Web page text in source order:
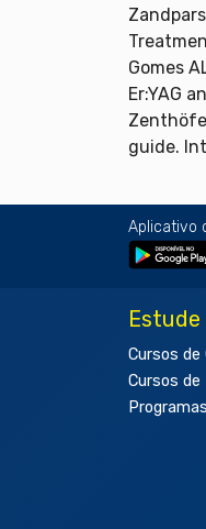
Gomes
Er:YAG
guide.
Aplicativo
Estude
Cursos de
Cursos de